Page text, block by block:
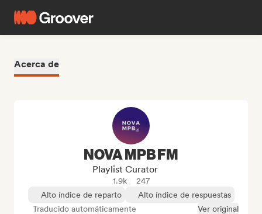
Acerca de
NOVA MPB FM
Playlist Curator
1.9k
247
Alto índice de reparto
Alto índice de respuestas
Traducido automáticamente
Ver original